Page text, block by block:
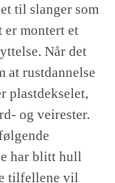
til slanger som
montert et
Når det
at rustdannelse
plastdekselet,
og veirester.
har blitt hull
tilfellene vil